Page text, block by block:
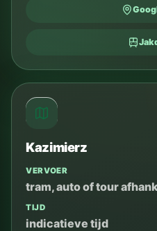
Kazimierz
VERVOER
tram, auto of tour
TIJD
indicatieve tijd